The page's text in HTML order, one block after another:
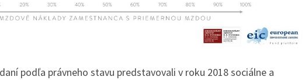
podľa právneho stavu predstavovali v roku 2018 sociálne a